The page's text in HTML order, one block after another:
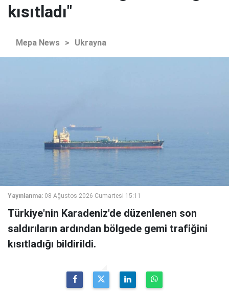
kısıtladı"
Mepa News > Ukrayna
Yayınlanma: 08 Ağustos 2026 Cumartesi 15:11
Türkiye'nin Karadeniz'de düzenlenen son
saldırıların ardından bölgede gemi trafiğini
kısıtladığı bildirildi.